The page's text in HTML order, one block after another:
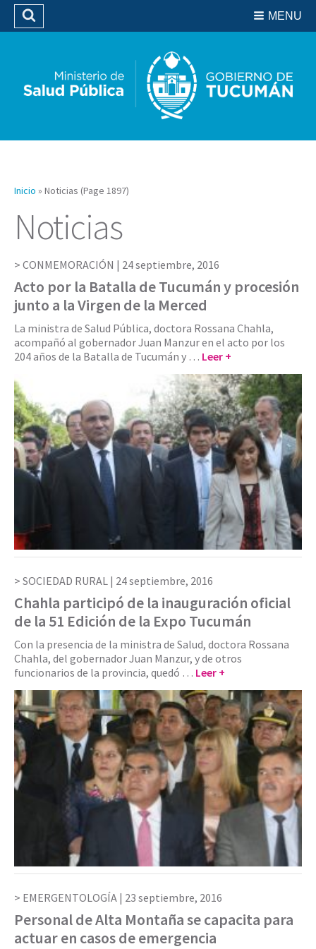
Biblioteca
MENU
Buscar
Inicio » Noticias (Page 1897)
Noticias
CONMEMORACIÓN | 24 septiembre, 2016
Acto por la Batalla de Tucumán y procesión
junto a la Virgen de la Merced
La ministra de Salud Pública, doctora Rossana Chahla,
acompañó al gobernador Juan Manzur en el acto por los
204 años de la Batalla de Tucumán y … Leer +
SOCIEDAD RURAL | 24 septiembre, 2016
Chahla participó de la inauguración oficial
de la 51 Edición de la Expo Tucumán
Con la presencia de la ministra de Salud, doctora Rossana
Chahla, del gobernador Juan Manzur, y de otros
funcionarios de la provincia, quedó … Leer +
EMERGENTOLOGÍA | 23 septiembre, 2016
Personal de Alta Montaña se capacita para
actuar en casos de emergencia